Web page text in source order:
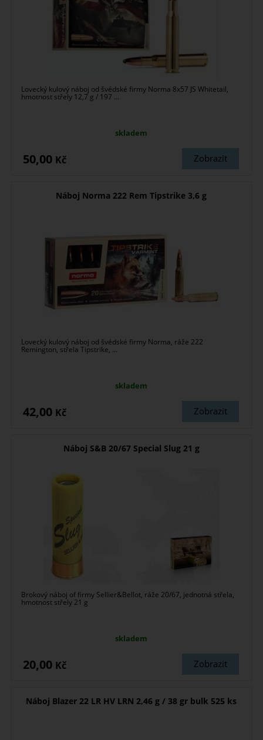
Lovecký kulový náboj od švédské firmy Norma 8x57 JS Whitetail,
hmotnost střely 12,7 g / 197 ...
skladem
Zobrazit
50,00 Kč
Náboj Norma 222 Rem Tipstrike 3,6 g
Lovecký kulový náboj od švédské firmy Norma, ráže 222
Remington, střela Tipstrike, ...
skladem
Zobrazit
42,00 Kč
Náboj S&B 20/67 Special Slug 21 g
Brokový náboj of firmy Sellier&Bellot, ráže 20/67, jednotná střela,
hmotnost střely 21 g
skladem
Zobrazit
20,00 Kč
Náboj Blazer 22 LR HV LRN 2,46 g / 38 gr bulk 525 ks